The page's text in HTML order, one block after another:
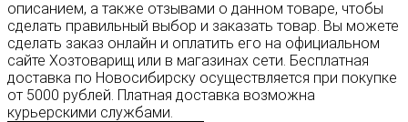
описанием, а также отзывами о данном товаре, чтобы
сделать правильный выбор и заказать товар. Вы можете
сделать заказ онлайн и оплатить его на официальном
сайте Хозтоварищ или в магазинах сети. Бесплатная
доставка по Новосибирску осуществляется при покупке
от 5000 рублей. Платная доставка возможна
курьерскими службами.